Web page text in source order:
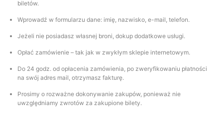
biletów.
Wprowadź w formularzu dane: imię, nazwisko, e-mail, telefon.
Jeżeli nie posiadasz własnej broni, dokup dodatkowe usługi.
Opłać zamówienie – tak jak w zwykłym sklepie internetowym.
Do 24 godz. od opłacenia zamówienia, po zweryfikowaniu płatności
na swój adres mail, otrzymasz fakturę.
Prosimy o rozważne dokonywanie zakupów, ponieważ nie
uwzględniamy zwrotów za zakupione bilety.